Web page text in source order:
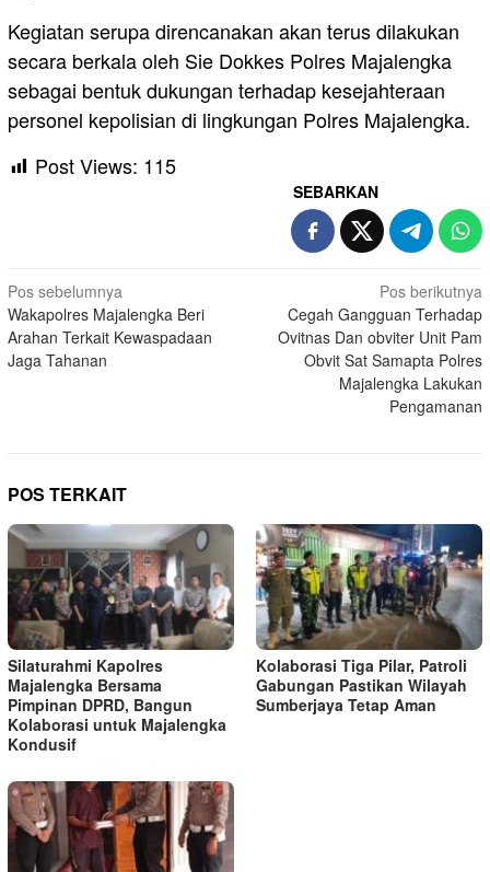
Kegiatan serupa direncanakan akan terus dilakukan
secara berkala oleh Sie Dokkes Polres Majalengka
sebagai bentuk dukungan terhadap kesejahteraan
personel kepolisian di lingkungan Polres Majalengka.
Post Views: 115
SEBARKAN
Navigasi
pos
Pos sebelumnya
Wakapolres Majalengka Beri
Arahan Terkait Kewaspadaan
Jaga Tahanan
Pos berikutnya
Cegah Gangguan Terhadap
Ovitnas Dan obviter Unit Pam
Obvit Sat Samapta Polres
Majalengka Lakukan
Pengamanan
POS TERKAIT
Silaturahmi Kapolres
Majalengka Bersama
Pimpinan DPRD, Bangun
Kolaborasi untuk Majalengka
Kondusif
Kolaborasi Tiga Pilar, Patroli
Gabungan Pastikan Wilayah
Sumberjaya Tetap Aman